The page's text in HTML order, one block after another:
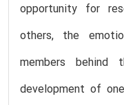
opportunity for
others, the
members behind
development of